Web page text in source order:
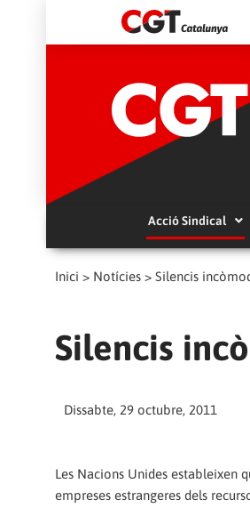
Acció Sindical
Inici > Notícies > Silencis
Silencis
Dissabte, 29 octubre, 2011
Les Nacions Unides estableixen
empreses estrangeres dels